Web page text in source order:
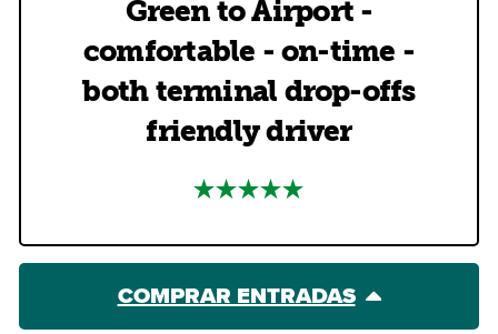
Green to Airport -
comfortable - on-time -
both terminal drop-offs
friendly driver
COMPRAR ENTRADAS